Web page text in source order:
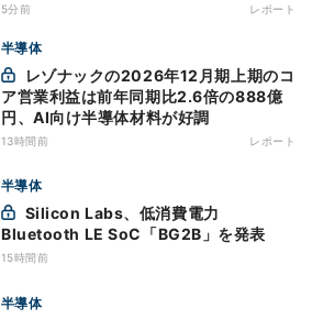
5分前 レポート
半導体
ア営業利益は前年同期比2.6倍の888億
円、AI向け半導体材料が好調
13時間前 レポート
半導体
Bluetooth LE SoC「BG2B」を発表
15時間前
半導体